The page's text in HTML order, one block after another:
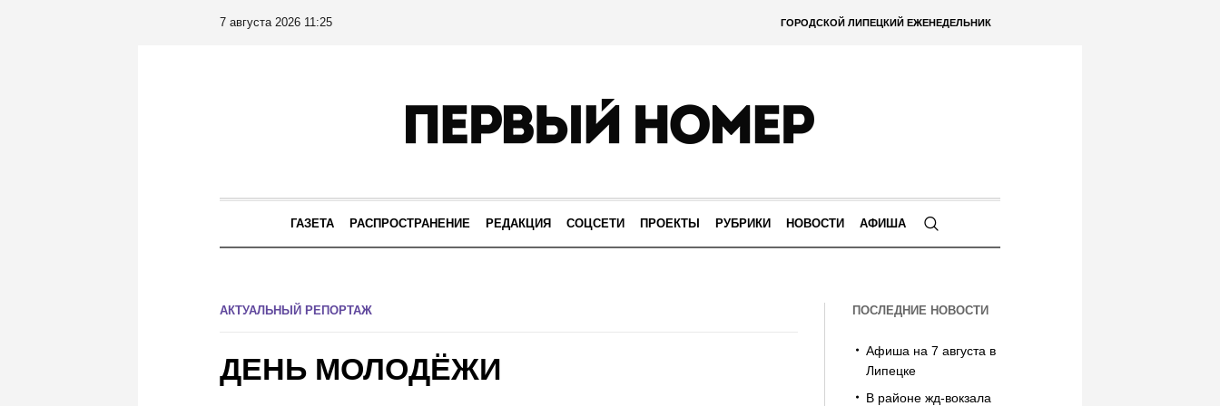
ГОРОДСКОЙ ЛИПЕЦКИЙ ЕЖЕНЕДЕЛЬНИК
7 августа 2026 11:25
ГАЗЕТА РАСПРОСТРАНЕНИЕ РЕДАКЦИЯ СОЦСЕТИ ПРОЕКТЫ РУБРИКИ НОВОСТИ АФИША
АКТУАЛЬНЫЙ РЕПОРТАЖ
ДЕНЬ МОЛОДЁЖИ
ПОСЛЕДНИЕ НОВОСТИ
Афиша на 7 августа в
Липецке
В районе жд-вокзала